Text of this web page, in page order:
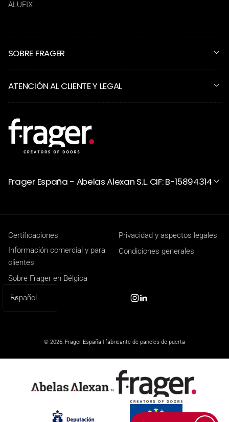
ALUFIX
SOBRE FRAGER
ATENCIÓN AL CLIENTE Y LEGAL
Frager España - Abelas Alexan S.L. CIF: B-15894314
Certificaciones
Privacidad y aspectos legales
Información comercial y para
clientes
Condiciones generales
Sobre Frager en Bélgica
d
Español
Instagram
Linkedin
© 2026, Frager España | fabricante de paneles de puerta